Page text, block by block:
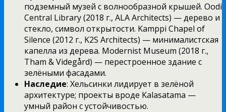
подземный музей с волнообразной крышей. Oodi
Central Library (2018 г., ALA Architects) — дерево и
стекло, символ открытости. Kamppi Chapel of
Silence (2012 г., K2S Architects) — минималистская
капелла из дерева. Modernist Museum (2018 г.,
Tham & Videgård) — перестроенное здание с
зелёными фасадами.
Наследие: Хельсинки лидирует в зелёной
архитектуре; проекты вроде Kalasatama —
умный район с устойчивостью.